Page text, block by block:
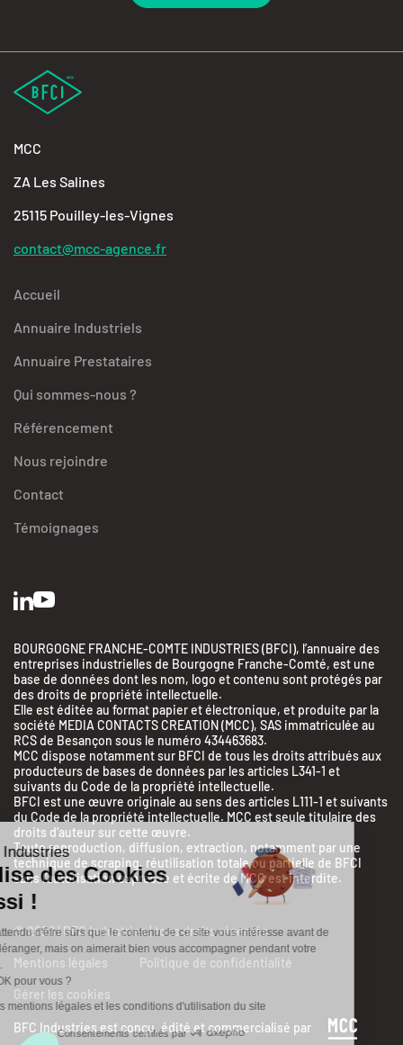
MCC
ZA Les Salines
25115 Pouilley-les-Vignes
contact@mcc-agence.fr
Accueil
Annuaire Industriels
Annuaire Prestataires
Qui sommes-nous ?
Référencement
Nous rejoindre
Contact
Témoignages
BOURGOGNE FRANCHE-COMTE INDUSTRIES (BFCI), l’annuaire des
entreprises industrielles de Bourgogne Franche-Comté, est une
base de données dont les nom, logo et contenu sont protégés par
des droits de propriété intellectuelle.
Elle est éditée au format papier et électronique, et produite par la
société MEDIA CONTACTS CREATION (MCC), SAS immatriculée au
RCS de Besançon sous le numéro 434463683.
MCC dispose notamment sur BFCI de tous les droits attribués aux
producteurs de bases de données par les articles L341-1 et
suivants du Code de la propriété intellectuelle.
BFCI est une œuvre originale au sens des articles L111-1 et suivants
du Code de la propriété intellectuelle. MCC est seule titulaire des
droits d’auteur sur cette œuvre.
Toute reproduction, diffusion, extraction, notamment par une
technique de scraping, réutilisation totale ou partielle de BFCI
sans l’autorisation expresse et écrite de MCC est interdite.
© 2026 | BFC Industries | tous droits réservés
Mentions légales Politique de confidentialité
Gérer les cookies
BFC Industries est conçu, édité et commercialisé par
BFC Industries
Utilise des Cookies
aussi !
On a attendu d'être sûrs que le contenu de ce site vous intéresse avant de
vous déranger, mais on aimerait bien vous accompagner pendant votre
visite...
C'est OK pour vous ?
Lire les mentions légales et les conditions d'utilisation du site
Consentements certifiés par